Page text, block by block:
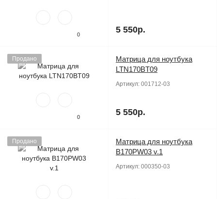
0 5 550р.
Продано
0
Матрица для ноутбука
LTN170BT09
Артикул: 001712-03
5 550р.
Продано
Матрица для ноутбука
B170PW03 v.1
Артикул: 000350-03